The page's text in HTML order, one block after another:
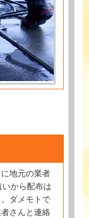
地元の業者
から配布は
ダメモトで
さんと連絡